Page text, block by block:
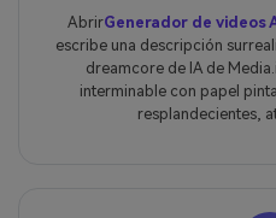
AbrirGenerador de videos
escribe una descripción
dreamcore de IA de
interminable con papel
resplandecientes,